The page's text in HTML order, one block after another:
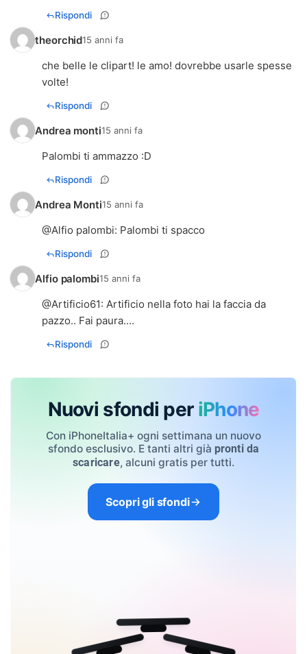
Rispondi
theorchid15 anni fa
che belle le clipart! le amo! dovrebbe usarle spesse
volte!
Rispondi
Andrea monti15 anni fa
Palombi ti ammazzo :D
Rispondi
Andrea Monti15 anni fa
@Alfio palombi: Palombi ti spacco
Rispondi
Alfio palombi15 anni fa
@Artificio61: Artificio nella foto hai la faccia da
pazzo.. Fai paura....
Rispondi
Nuovi sfondi per iPhone
Con iPhoneItalia+ ogni settimana un nuovo
sfondo esclusivo. E tanti altri già pronti da
scaricare, alcuni gratis per tutti.
Scopri gli sfondi